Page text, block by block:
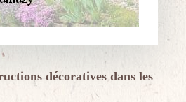
décoratives dans les